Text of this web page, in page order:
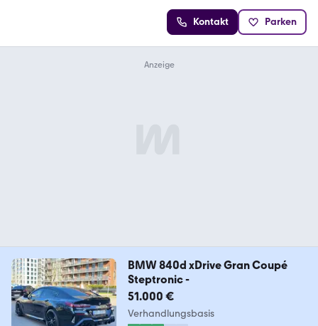
Kontakt Parken
BMW 840d xDrive Gran Coupé
Steptronic -
51.000 €
Verhandlungsbasis